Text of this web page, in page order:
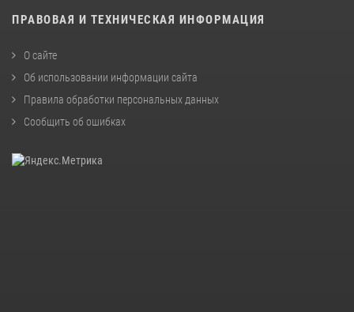
ПРАВОВАЯ И ТЕХНИЧЕСКАЯ ИНФОРМАЦИЯ
О сайте
Об использовании информации сайта
Правила обработки персональных данных
Сообщить об ошибках